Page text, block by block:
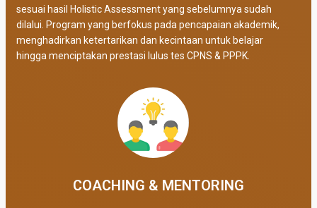
sesuai hasil Holistic Assessment yang sebelumnya sudah
dilalui. Program yang berfokus pada pencapaian akademik,
menghadirkan ketertarikan dan kecintaan untuk belajar
hingga menciptakan prestasi lulus tes CPNS & PPPK.
COACHING & MENTORING